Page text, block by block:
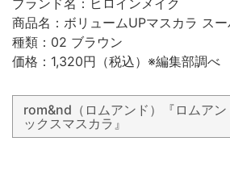
ブランド名：ヒロインメイク
商品名：ボリュームUPマスカラ ス
種類：02 ブラウン
価格：1,320円（税込）※編集部調べ
rom&nd（ロムアンド）『ロムアン
ックスマスカラ』